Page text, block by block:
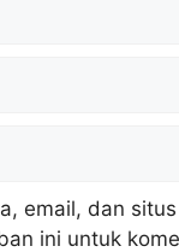
email, dan
ini untuk